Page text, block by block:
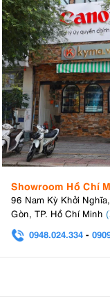
Showroom Hồ Chí
96 Nam Kỳ Khởi
Gòn, TP. Hồ Chí Minh (
0948.024.334 -